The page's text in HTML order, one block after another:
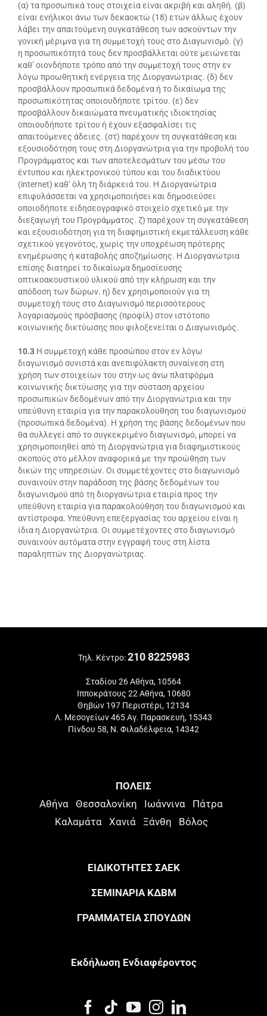
(α) τα προσωπικά τους στοιχεία είναι ακριβή και αληθή. (β)
είναι ενήλικοι άνω των δεκαοκτώ (18) ετών άλλως έχουν
λάβει την απαιτούμενη συγκατάθεση των ασκούντων την
γονική μέριμνα για τη συμμετοχή τους στο Διαγωνισμό. (γ)
η προσωπικότητά τους δεν προσβάλλεται ούτε μειώνεται
καθ’ οιονδήποτε τρόπο από την συμμετοχή τους στην εν
λόγω προωθητική ενέργεια της Διοργανώτριας. (δ) δεν
προσβάλλουν προσωπικά δεδομένα ή το δικαίωμα της
προσωπικότητας οποιουδήποτε τρίτου. (ε) δεν
προσβάλλουν δικαιώματα πνευματικής ιδιοκτησίας
οποιουδήποτε τρίτου ή έχουν εξασφαλίσει τις
απαιτούμενες άδειες. (στ) παρέχουν τη συγκατάθεση και
εξουσιοδότηση τους στη Διοργανώτρια για την προβολή του
Προγράμματος και των αποτελεσμάτων του μέσω του
έντυπου και ηλεκτρονικού τύπου και του διαδικτύου
(internet) καθ’ όλη τη διάρκειά του. Η Διοργανώτρια
επιφυλάσσεται να χρησιμοποιήσει και δημοσιεύσει
οποιοδήποτε ειδησεογραφικό στοιχείο σχετικό με την
διεξαγωγή του Προγράμματος. ζ) παρέχουν τη συγκατάθεση
και εξουσιοδότηση για τη διαφημιστική εκμετάλλευση κάθε
σχετικού γεγονότος, χωρίς την υποχρέωση πρότερης
ενημέρωσης ή καταβολής αποζημίωσης. Η Διοργανώτρια
επίσης διατηρεί το δικαίωμα δημοσίευσης
οπτικοακουστικού υλικού από την κλήρωση και την
απόδοση των δώρων. η) δεν χρησιμοποιούν για τη
συμμετοχή τους στο Διαγωνισμό περισσότερους
λογαριασμούς πρόσβασης (προφίλ) στον ιστότοπο
κοινωνικής δικτύωσης που φιλοξενείται ο Διαγωνισμός.
10.3 Η συμμετοχή κάθε προσώπου στον εν λόγω
διαγωνισμό συνιστά και ανεπιφύλακτη συναίνεση στη
χρήση των στοιχείων του στην ως άνω πλατφόρμα
κοινωνικής δικτύωσης για την σύσταση αρχείου
προσωπικών δεδομένων από την Διοργανώτρια και την
υπεύθυνη εταιρία για την παρακολούθηση του διαγωνισμού
(προσωπικά δεδομένα). Η χρήση της βάσης δεδομένων που
θα συλλεγεί από το συγκεκριμένο διαγωνισμό, μπορεί να
χρησιμοποιηθεί από τη Διοργανώτρια για διαφημιστικούς
σκοπούς στο μέλλον αναφορικά με την προώθηση των
δικών της υπηρεσιών. Οι συμμετέχοντες στο διαγωνισμό
συναινούν στην παράδοση της βάσης δεδομένων του
διαγωνισμού από τη διοργανώτρια εταιρία προς την
υπεύθυνη εταιρία για παρακολούθηση του διαγωνισμού και
αντίστροφα. Υπεύθυνη επεξεργασίας του αρχείου είναι η
ίδια η Διοργανώτρια. Οι συμμετέχοντες στο διαγωνισμό
συναινούν αυτόματα στην εγγραφή τους στη λίστα
παραληπτών της Διοργανώτριας.
Τηλ. Κέντρο:210 8225983
Σταδίου 26 Αθήνα, 10564
Ιπποκράτους 22 Αθήνα, 10680
Θηβών 197 Περιστέρι, 12134
Λ. Μεσογείων 465 Αγ. Παρασκευή, 15343
Πίνδου 58, Ν. Φιλαδέλφεια, 14342
ΠΟΛΕΙΣ
Αθήνα Θεσσαλονίκη Ιωάννινα
Πάτρα
Καλαμάτα
Χανιά Ξάνθη Βόλος
ΕΙΔΙΚΟΤΗΤΕΣ ΣΑΕΚ
ΣΕΜΙΝΑΡΙΑ ΚΔΒΜ
ΓΡΑΜΜΑΤΕΙΑ ΣΠΟΥΔΩΝ
Eκδήλωση Eνδιαφέροντος